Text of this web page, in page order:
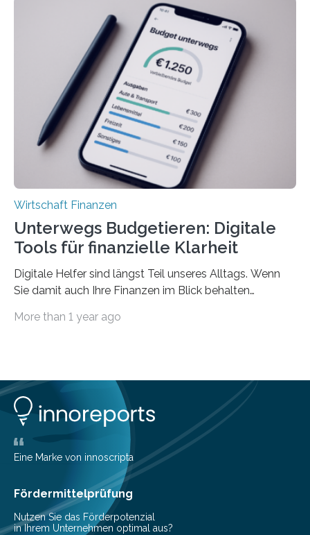
Unterkünfte fast überall deutlich teurer geworden. Für
viele Beschäftigte ist deshalb das zumeist im Juni oder
Juli ausgezahlte Urlaubsgeld ein wichtiger Faktor, um
sich den wohlverdienten Jahresurlaub leisten zu
können. Allerdings erhält mit 44 Prozent noch nicht
einmal die Hälfte aller Beschäftigten in der
Privatwirtschaft Urlaubsgeld. Zu diesem…
Wirtschaft Finanzen
Unterwegs Budgetieren: Digitale
Tools für finanzielle Klarheit
Digitale Helfer sind längst Teil unseres Alltags. Wenn
Sie damit auch Ihre Finanzen im Blick behalten
die genau das ermöglichen: Sie helfen Ihnen, Ausgaben
Lösungen interessieren. 1. Multibanking-Tools: Alle
Konten auf einen Blick Viele Banken bieten bereits in
ihrem Online-Banking eine Multibanking-Funktion an,
mit der sich Konten bei anderen Banken…
More than 1 year ago
Eine Marke von innoscripta
Fördermittelprüfung
Nutzen Sie das Förderpotenzial
in Ihrem Unternehmen optimal aus?